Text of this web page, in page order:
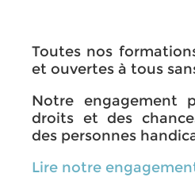
Toutes nos
et ouvertes à tous
Notre engagement
droits et des
des personnes
Lire notre